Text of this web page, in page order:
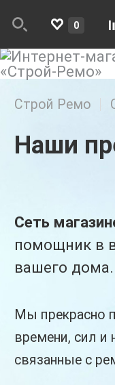
0
Строй Ремо
Наши
Сеть
помощник в
вашего дома.
Мы прекрасно
времени, сил
связанные с